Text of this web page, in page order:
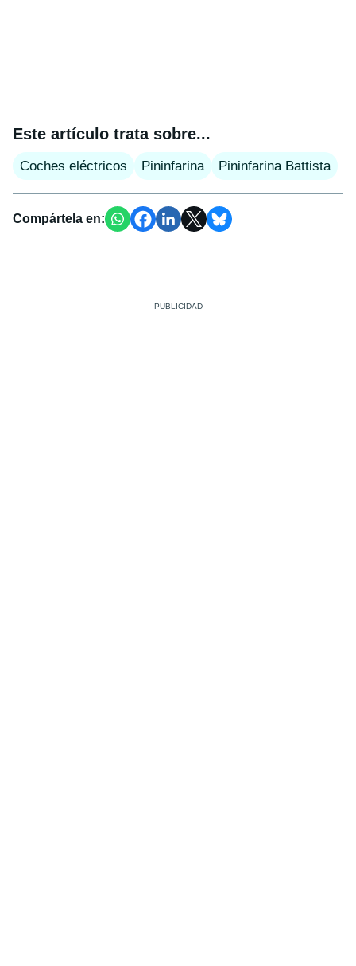
Este artículo trata sobre...
Coches eléctricos Pininfarina Pininfarina Battista
Compártela en: